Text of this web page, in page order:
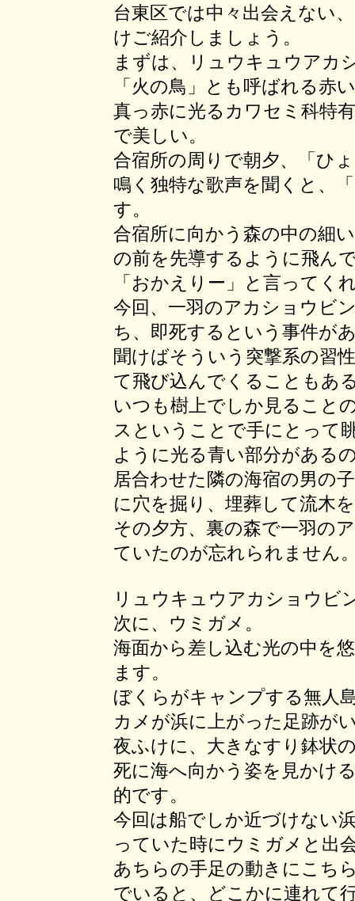
台東区では中々出会えない
けご紹介しましょう。
まずは、リュウキュウアカ
「火の鳥」とも呼ばれる赤
真っ赤に光るカワセミ科特
で美しい。
合宿所の周りで朝夕、「ひ
鳴く独特な歌声を聞くと、
す。
合宿所に向かう森の中の細
の前を先導するように飛ん
「おかえりー」と言ってく
今回、一羽のアカショウビ
ち、即死するという事件が
聞けばそういう突撃系の習
て飛び込んでくることもあ
いつも樹上でしか見ること
スということで手にとって
ように光る青い部分がある
居合わせた隣の海宿の男の
に穴を掘り、埋葬して流木
その夕方、裏の森で一羽の
ていたのが忘れられません
リュウキュウアカショウビ
次に、ウミガメ。
海面から差し込む光の中を
ます。
ぼくらがキャンプする無人
カメが浜に上がった足跡が
夜ふけに、大きなすり鉢状
死に海へ向かう姿を見かけ
的です。
今回は船でしか近づけない
っていた時にウミガメと出
あちらの手足の動きにこち
でいると、どこかに連れて